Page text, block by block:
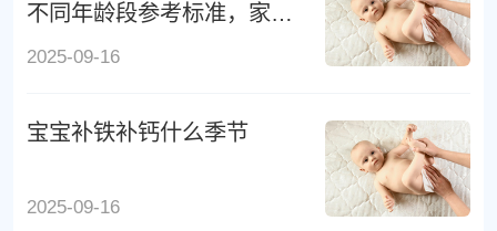
不同年龄段参考标准，家长
别补错
2025-09-16
宝宝补铁补钙什么季节
2025-09-16